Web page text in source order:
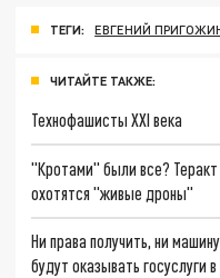
ТЕГИ: ЕВГЕНИЙ
ЧИТАЙТЕ ТАКЖЕ:
Технофашисты XXI века
"Кротами" были все?
охотятся "живые дроны"
Ни права получить, ни
будут оказывать госуслуги